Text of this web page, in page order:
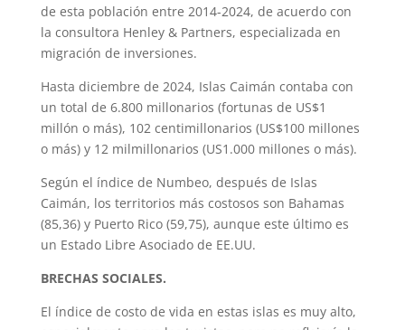
de esta población entre 2014-2024, de acuerdo con
la consultora Henley & Partners, especializada en
migración de inversiones.
Hasta diciembre de 2024, Islas Caimán contaba con
un total de 6.800 millonarios (fortunas de US$1
millón o más), 102 centimillonarios (US$100 millones
o más) y 12 milmillonarios (US1.000 millones o más).
Según el índice de Numbeo, después de Islas
Caimán, los territorios más costosos son Bahamas
(85,36) y Puerto Rico (59,75), aunque este último es
un Estado Libre Asociado de EE.UU.
BRECHAS SOCIALES.
El índice de costo de vida en estas islas es muy alto,